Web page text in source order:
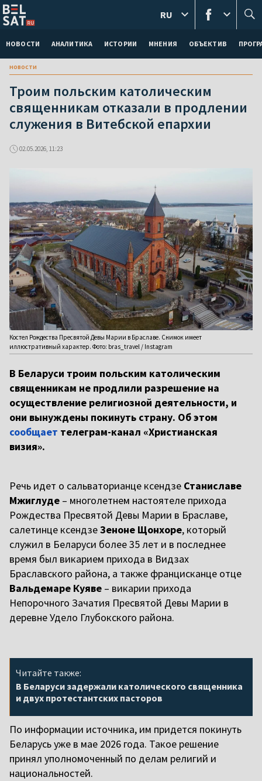
НОВОСТИ АНАЛИТИКА ИСТОРИИ МНЕНИЯ ОБЪЕКТИВ
RU
новости
Троим польским католическим
священникам отказали в продлении
служения в Витебской епархии
02.05.2026, 11:23
Костел Рождества Пресвятой Девы Марии в Браславе. Снимок имеет
иллюстративный характер. Фото: bras_travel / Instagram
В Беларуси троим польским католическим
священникам не продлили разрешение на
осуществление религиозной деятельности, и
они вынуждены покинуть страну. Об этом
сообщает телеграм-канал «Христианская
визия».
Речь идет о сальваторианце ксендзе Станиславе
Мжиглуде – многолетнем настоятеле прихода
Рождества Пресвятой Девы Марии в Браславе,
салетинце ксендзеЗеноне Щонхоре, который
служил в Беларуси более 35 лет и в последнее
время был викарием прихода в Видзах
Браславского района, а также францисканце отце
Вальдемаре Куяве – викарии прихода
Непорочного Зачатия Пресвятой Девы Марии в
деревне Удело Глубокского района.
Читайте также:
В Беларуси задержали католического священника
и двух протестантских пасторов
По информации источника, им придется покинуть
Беларусь уже в мае 2026 года. Такое решение
принял уполномоченный по делам религий и
национальностей.